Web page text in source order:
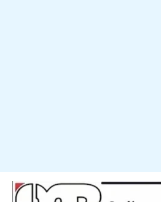
Skip